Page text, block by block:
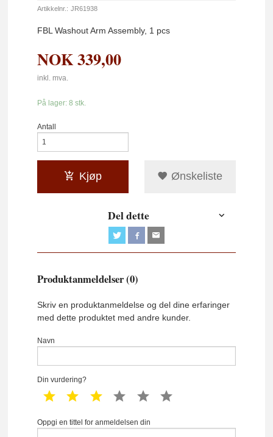
Artikkelnr.: JR61938
FBL Washout Arm Assembly, 1 pcs
NOK339,00
inkl. mva.
På lager: 8 stk.
Antall
Kjøp Ønskeliste
Del dette
Produktanmeldelser (0)
Skriv en produktanmeldelse og del dine erfaringer
med dette produktet med andre kunder.
Navn
Din vurdering?
1 star 2 star 3 star 4 star 5 star
Oppgi en tittel for anmeldelsen din